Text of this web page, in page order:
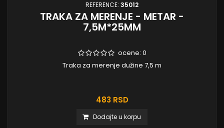
REFERENCE: 35012
TRAKA ZA MERENJE - METAR -
7,5M*25MM
ocene: 0
Traka za merenje dužine 7,5 m
483 RSD
Dodajte u korpu